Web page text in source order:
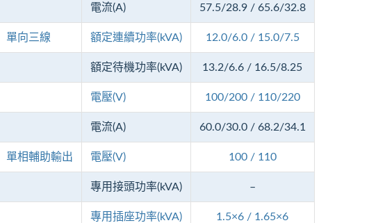
電流(A) 57.5/28.9 / 65.6/32.8
單向三線 額定連續功率(kVA) 12.0/6.0 / 15.0/7.5
額定待機功率(kVA) 13.2/6.6 / 16.5/8.25
電壓(V) 100/200 / 110/220
電流(A) 60.0/30.0 / 68.2/34.1
單相輔助輸出 電壓(V) 100 / 110
專用接頭功率(kVA) –
專用插座功率(kVA) 1.5×6 / 1.65×6